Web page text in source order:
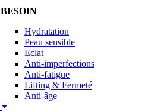
BESOIN
Hydratation
Peau sensible
Eclat
Anti-imperfections
Anti-fatigue
Lifting & Fermeté
Anti-âge